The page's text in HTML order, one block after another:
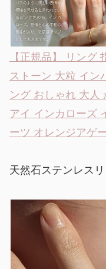
【正規品】 リング
ストーン 大粒 イン
ング おしゃれ 大人
アイ インカローズ
ーツ オレンジアゲ
天然石ステンレス